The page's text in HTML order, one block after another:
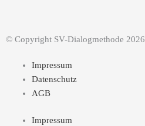
n
© Copyright SV-Dialogmethode 2026
Impressum
Datenschutz
AGB
Impressum